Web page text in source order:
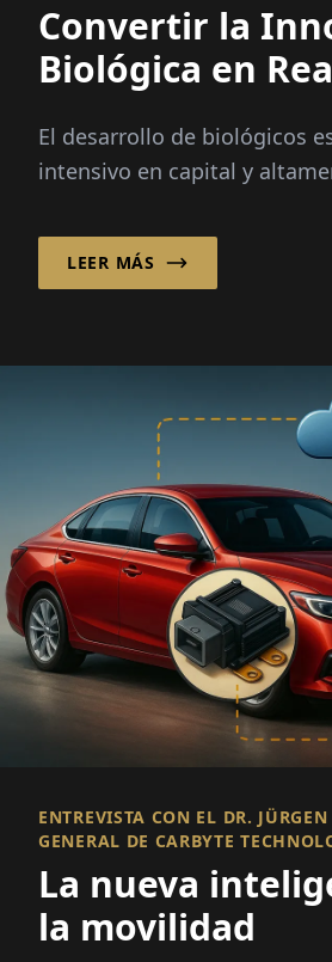
Convertir la
Biológica en
El desarrollo de biológicos
intensivo en capital y
LEER MÁS
ENTREVISTA CON EL DR.
GENERAL DE CARBYTE
La nueva
la movilidad